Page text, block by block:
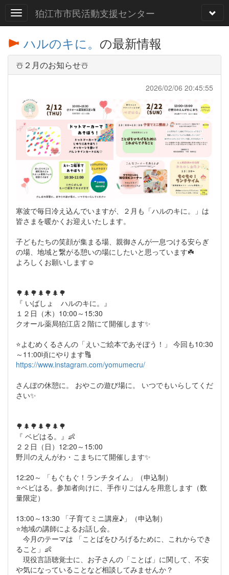
狛江市市民活動支援センター
ハルのキに。 の最新情報
☃️２月のお知らせ☃️
2026/02/06 20:45:55
寒波で毎日冷え込んでいますが、２月も「ハルのキに。」は
皆さまを暖かくお迎えいたします。
子どもたちの笑顔が集まる場、親御さんが一息つける安らぎ
の場、地域と繋がる憩いの場にしたいと思っています☘️
よろしくお願いします☺️
🌳🌲🌳🌲🌳🌲🌳
『 いばしょ ハルのキに。』
１２日（木）10:00～15:30
クオール薬局狛江店２階にて開催します✨
⭐️よむめくるさんの「えいご絵本であそぼう！」 今回も10:30
～11:00頃にやります🔠
https://www.instagram.com/yomumecru/
さんぽの休憩に。 おやこの遊び場に。 いつでもいらしてくだ
さい✨
🌳🌲🌳🌲🌳🌲🌳
『 ベビはる。』👶
２２日（日）12:20～15:00
野川のえんがわ・こまちにて開催します✨
12:20～ 「もぐもぐ！ランチタイム」（申込制）
⭐️ベビはる。参加者向けに、手作りごはんを用意します（数
量限定）
13:00～13:30 「子育てミニ講座♪」（申込制）
⭐️地域の講師によるお話し会。
今月のテーマは 「ことばをひろげるために、これからでき
ること」👶
現役言語聴覚士に、お子さんの「ことば」に関して、不安
や気になっていることなど相談してみませんか？